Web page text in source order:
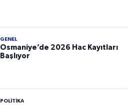
GENEL
Osmaniye’de 2026 Hac Kayıtları
Başlıyor
POLITIKA